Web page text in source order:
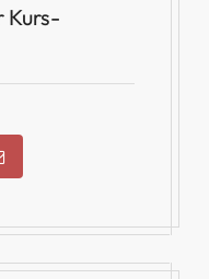
Kurs-